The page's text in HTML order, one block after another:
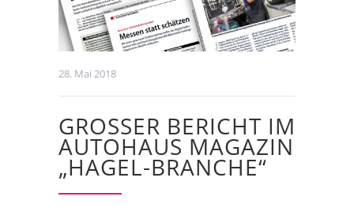
28. Mai 2018
GROSSER BERICHT IM A
UTOHAUS MAGAZIN „
HAGEL-BRANCHE“